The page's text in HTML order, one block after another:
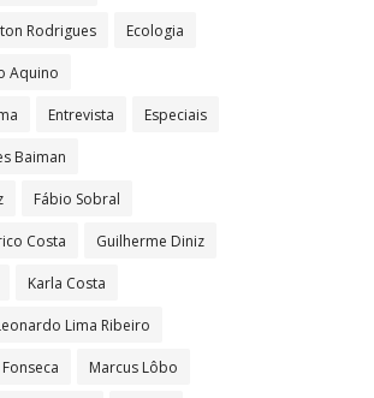
Rodrigues Ecologia
Aquino
Entrevista Especiais
Baiman
Fábio Sobral
Costa Guilherme Diniz
Karla Costa
Lima Ribeiro
Marcus Lôbo